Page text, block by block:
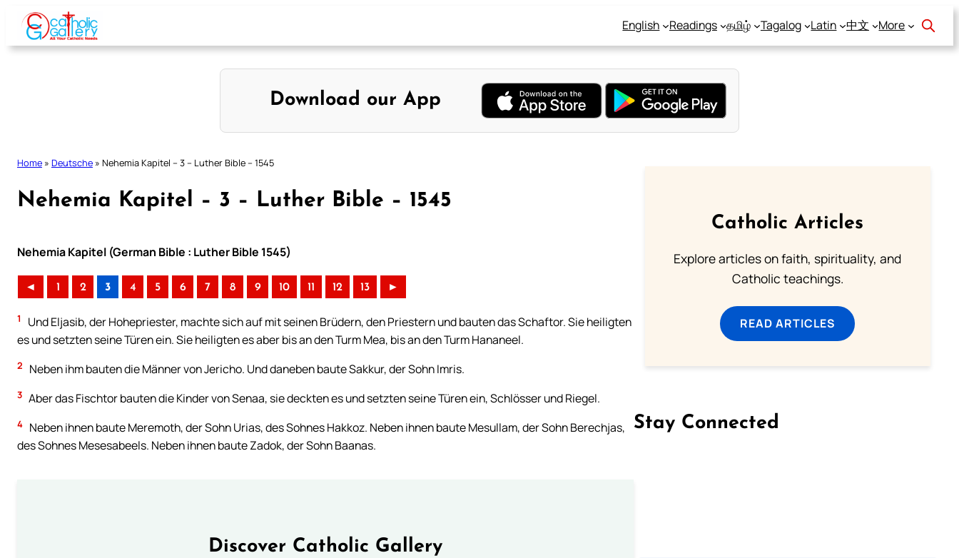
Skip
content
English Readings தமிழ் Tagalog Latin 中文 More
Download our App
Home » Deutsche » Nehemia Kapitel – 3 – Luther Bible – 1545
Nehemia Kapitel – 3 – Luther Bible – 1545
Nehemia Kapitel (German Bible : Luther Bible 1545)
◄ 1 2 3 4 5 6 7 8 9 10 11 12 13 ►
1
Und Eljasib, der Hohepriester, machte sich auf mit seinen Brüdern, den Priestern und bauten das Schaftor. Sie heiligten
es und setzten seine Türen ein. Sie heiligten es aber bis an den Turm Mea, bis an den Turm Hananeel.
2 Neben ihm bauten die Männer von Jericho. Und daneben baute Sakkur, der Sohn Imris.
3 Aber das Fischtor bauten die Kinder von Senaa, sie deckten es und setzten seine Türen ein, Schlösser und Riegel.
4 Neben ihnen baute Meremoth, der Sohn Urias, des Sohnes Hakkoz. Neben ihnen baute Mesullam, der Sohn Berechjas,
des Sohnes Mesesabeels. Neben ihnen baute Zadok, der Sohn Baanas.
Discover Catholic Gallery
Catholic Articles
Explore articles on faith, spirituality, and
Catholic teachings.
READ ARTICLES
Stay Connected